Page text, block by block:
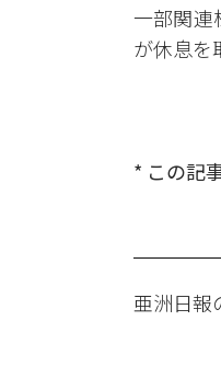
一部関連
が休息を
* この記
亜洲日報